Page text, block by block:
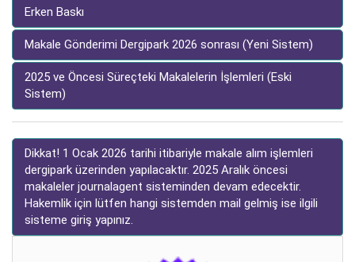
Erken Baskı
Makale Gönderimi Dergipark 2026 sonrası (Yeni Sistem)
2025 ve Öncesi Süreçteki Makalelerin İşlemleri (Eski
Sistem)
Dikkat! 1 Ocak 2026 tarihi itibariyle makale alım işlemleri
dergipark üzerinden yapılacaktır. 2025 Aralık öncesi
makaleler journalagent sisteminden devam edecektir.
Hakemlik için lütfen hangi sistemden mail gelmiş ise ilgili
sisteme giriş yapınız.